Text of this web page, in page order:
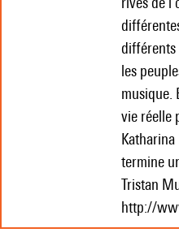
différents
les
musique.
vie réelle
termine
Tristan
http://